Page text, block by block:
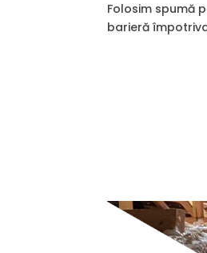
Folosim spumă
barieră